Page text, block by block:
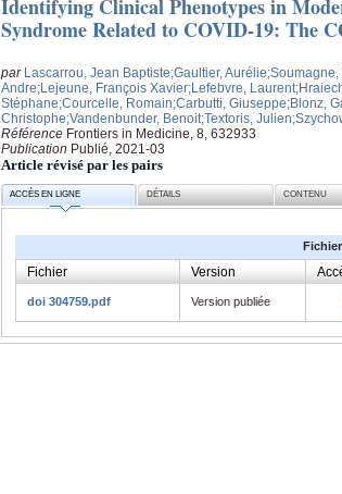
Identifying Clinical Phenotypes in
Syndrome Related to COVID-19: The
par Lascarrou, Jean Baptiste;Gaultier, Aurélie
Andre;Lejeune, François Xavier;Lefebvre, Laurent
Stéphane;Courcelle, Romain;Carbutti, Giuseppe;Blonz,
Christophe;Vandenbunder, Benoit;Textoris, Julien
Référence Frontiers in Medicine, 8, 632933
Publication Publié, 2021-03
Article révisé par les pairs
ACCÈS EN LIGNE DÉTAILS CONTENU
Fichier Version
doi 304759.pdf Version publiée